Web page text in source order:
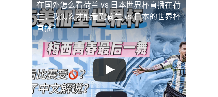
在国外怎么看荷兰 vs 日本世界杯直播在荷
兰，我怎么才能看到荷兰 vs 日本的世界杯
直播？